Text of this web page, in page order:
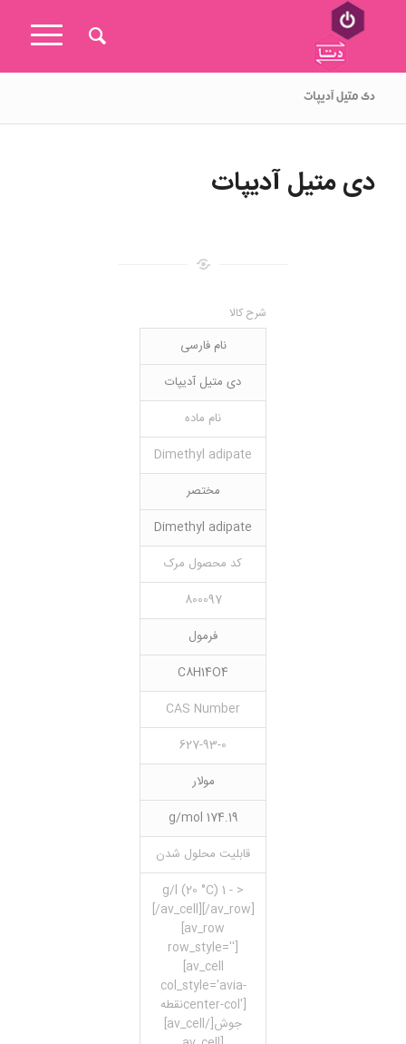
دی متیل آدیپات
دی متیل آدیپات
شرح کالا
نام فارسی
دی متیل آدیپات
نام ماده
Dimethyl adipate
مختصر
Dimethyl adipate
کد محصول مرک
800097
فرمول
C8H14O4
CAS Number
627-93-0
مولار
174.19 g/mol
قابلیت محلول شدن
< - 1 g/l (20 °C)
[/av_cell][/av_row]
[av_row
row_style='']
[av_cell
col_style='avia-
center-col']نقطه
جوش[/av_cell]